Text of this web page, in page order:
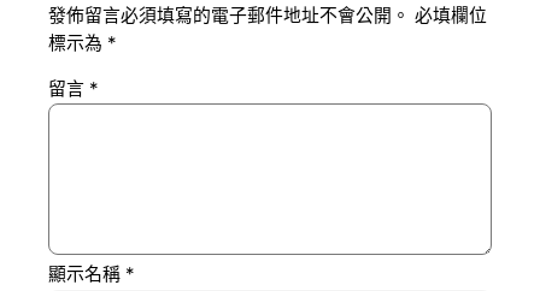
發佈留言必須填寫的電子郵件地址不會公開。 必填欄位
標示為 *
留言 *
顯示名稱 *